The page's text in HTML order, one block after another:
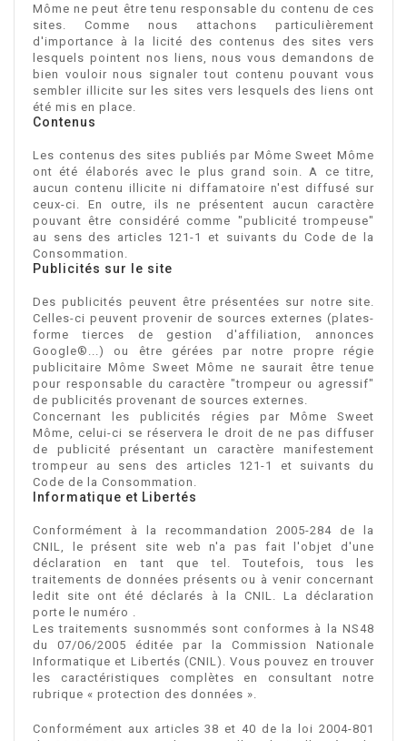
Môme ne peut être tenu responsable du contenu de ces
sites. Comme nous attachons particulièrement
d'importance à la licité des contenus des sites vers
lesquels pointent nos liens, nous vous demandons de
bien vouloir nous signaler tout contenu pouvant vous
sembler illicite sur les sites vers lesquels des liens ont
été mis en place.
Contenus
Les contenus des sites publiés par Môme Sweet Môme
ont été élaborés avec le plus grand soin. A ce titre,
aucun contenu illicite ni diffamatoire n'est diffusé sur
ceux-ci. En outre, ils ne présentent aucun caractère
pouvant être considéré comme "publicité trompeuse"
au sens des articles 121-1 et suivants du Code de la
Consommation.
Publicités sur le site
Des publicités peuvent être présentées sur notre site.
Celles-ci peuvent provenir de sources externes (plates-
forme tierces de gestion d'affiliation, annonces
Google®...) ou être gérées par notre propre régie
publicitaireMôme Sweet Môme ne saurait être tenue
pour responsable du caractère "trompeur ou agressif"
de publicités provenant de sources externes.
Concernant les publicités régies par Môme Sweet
Môme, celui-ci se réservera le droit de ne pas diffuser
de publicité présentant un caractère manifestement
trompeur au sens des articles 121-1 et suivants du
Code de la Consommation.
Informatique et Libertés
Conformément à la recommandation 2005-284 de la
CNIL, le présent site web n'a pas fait l'objet d'une
déclaration en tant que tel. Toutefois, tous les
traitements de données présents ou à venir concernant
ledit site ont été déclarés à la CNIL. La déclaration
porte le numéro .
Les traitements susnommés sont conformes à la NS48
du 07/06/2005 éditée par la Commission Nationale
Informatique et Libertés (CNIL). Vous pouvez en trouver
les caractéristiques complètes en consultant notre
rubrique « protection des données ».
Conformément aux articles 38 et 40 de la loi 2004-801